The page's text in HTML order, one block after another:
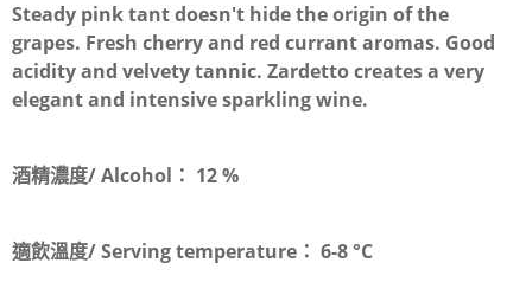
Steady pink tant doesn't hide the origin of the
grapes. Fresh cherry and red currant aromas. Good
acidity and velvety tannic. Zardetto creates a very
elegant and intensive sparkling wine.
酒精濃度/ Alcohol： 12 %
適飲溫度/ Serving temperature： 6-8 °C